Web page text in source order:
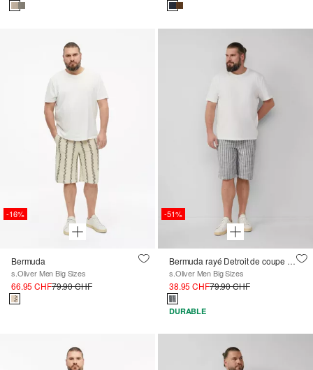
-16%
Bermuda
s.Oliver Men Big Sizes
66.95 CHF79.90 CHF
-51%
Bermuda rayé Detroit de coupe Relaxed Fit
s.Oliver Men Big Sizes
38.95 CHF79.90 CHF
DURABLE